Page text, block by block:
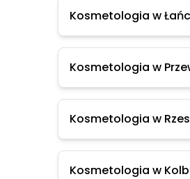
Kosmetologia w
Kosmetologia w
Kosmetologia w
Kosmetologia w